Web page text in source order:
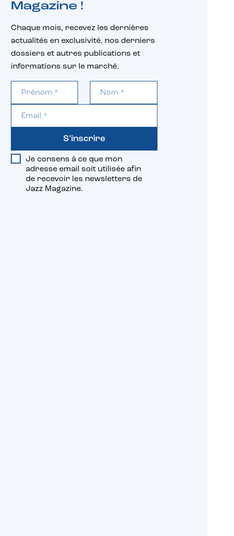
Magazine !
Chaque mois, recevez les dernières
actualités en exclusivité, nos derniers
dossiers et autres publications et
informations sur le marché.
Je consens à ce que mon
adresse email soit utilisée afin
de recevoir les newsletters de
Jazz Magazine.
S'inscrire